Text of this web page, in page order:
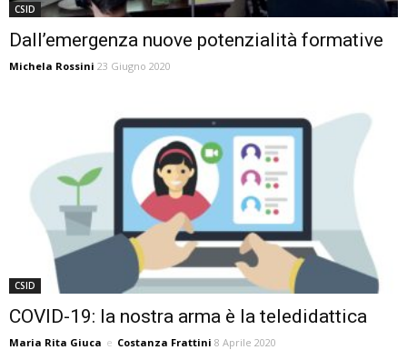
CSID
Dall’emergenza nuove potenzialità formative
Michela Rossini 23 Giugno 2020
CSID
COVID-19: la nostra arma è la teledidattica
Maria Rita Giuca e Costanza Frattini 8 Aprile 2020